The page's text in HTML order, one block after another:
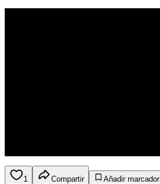
1 Compartir
Añadir marcador